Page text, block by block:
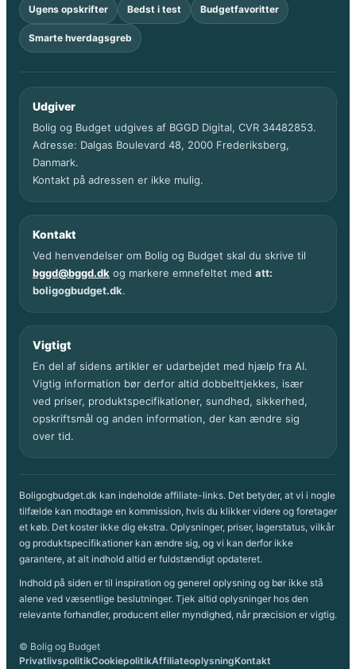
Ugens opskrifter Bedst i test Budgetfavoritter
Smarte hverdagsgreb
Udgiver
Bolig og Budget udgives af BGGD Digital, CVR 34482853.
Adresse: Dalgas Boulevard 48, 2000 Frederiksberg,
Danmark.
Kontakt på adressen er ikke mulig.
Kontakt
Ved henvendelser om Bolig og Budget skal du skrive til
bggd@bggd.dk og markere emnefeltet med att:
boligogbudget.dk.
Vigtigt
En del af sidens artikler er udarbejdet med hjælp fra AI.
Vigtig information bør derfor altid dobbelttjekkes, især
ved priser, produktspecifikationer, sundhed, sikkerhed,
opskriftsmål og anden information, der kan ændre sig
over tid.
Boligogbudget.dk kan indeholde affiliate-links. Det betyder, at vi i nogle
tilfælde kan modtage en kommission, hvis du klikker videre og foretager
et køb. Det koster ikke dig ekstra. Oplysninger, priser, lagerstatus, vilkår
og produktspecifikationer kan ændre sig, og vi kan derfor ikke
garantere, at alt indhold altid er fuldstændigt opdateret.
Indhold på siden er til inspiration og generel oplysning og bør ikke stå
alene ved væsentlige beslutninger. Tjek altid oplysninger hos den
relevante forhandler, producent eller myndighed, når præcision er vigtig.
© Bolig og Budget
PrivatlivspolitikCookiepolitikAffiliateoplysningKontakt